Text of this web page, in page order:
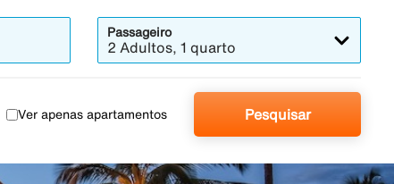
Passageiro
2 Adultos, 1 quarto
Ver apenas apartamentos Pesquisar